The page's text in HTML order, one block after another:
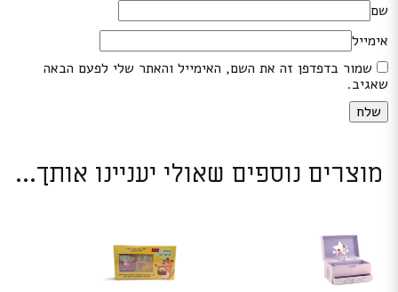
שם
אימייל
שמור בדפדפן זה את השם, האימייל והאתר שלי לפעם הבאה
שאגיב.
מוצרים נוספים שאולי יעניינו אותך...